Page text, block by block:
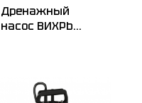
Дренажный
насос ВИХРЬ